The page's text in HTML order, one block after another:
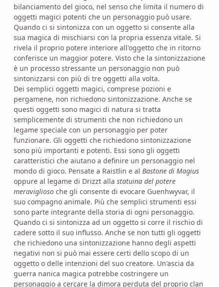
bilanciamento del gioco, nel senso che limita il numero di
oggetti magici potenti che un personaggio può usare.
Quando ci si sintonizza con un oggetto si consente alla
sua magica di mischiarsi con la propria essenza vitale. Si
rivela il proprio potere interiore all'oggetto che in ritorno
conferisce un maggior potere. Visto che la sintonizzazione
è un processo stressante un personaggio non può
sintonizzarsi con più di tre oggetti alla volta.
Dei semplici oggetti magici, comprese pozioni e
pergamene, non richiedono sintonizzazione. Anche se
questi oggetti sono magici di natura si tratta
semplicemente di strumenti che non richiedono un
legame speciale con un personaggio per poter
funzionare. Gli oggetti che richiedono sintonizzazione
sono più importanti e potenti. Essi sono gli oggetti
caratteristici che aiutano a definire un personaggio nel
mondo di gioco. Pensate a Raistlin e al Bastone di Magius
oppure al legame di Drizzt alla statuina del potere
meraviglioso che gli consente di evocare Guenhwyvar, il
suo compagno animale. Più che semplici strumenti essi
sono parte integrante della storia di ogni personaggio.
Quando ci si sintonizza ad un oggetto si corre il rischio di
cadere sotto il suo influsso. Anche se non tutti gli oggetti
che richiedono una sintonizzazione hanno degli aspetti
negativi non si può mai essere certi dello scopo di un
oggetto o delle intenzioni del suo creatore. Un'ascia da
guerra nanica magica potrebbe costringere un
personaggio a cercare la dimora perduta del proprio clan